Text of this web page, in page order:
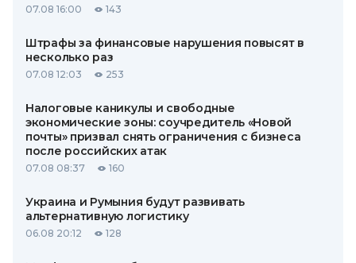
07.08 16:00 143
Штрафы за финансовые нарушения повысят в
несколько раз
07.08 12:03 253
Налоговые каникулы и свободные
экономические зоны: соучредитель «Новой
почты» призвал снять ограничения с бизнеса
после российских атак
07.08 08:37 160
Украина и Румыния будут развивать
альтернативную логистику
06.08 20:12 128